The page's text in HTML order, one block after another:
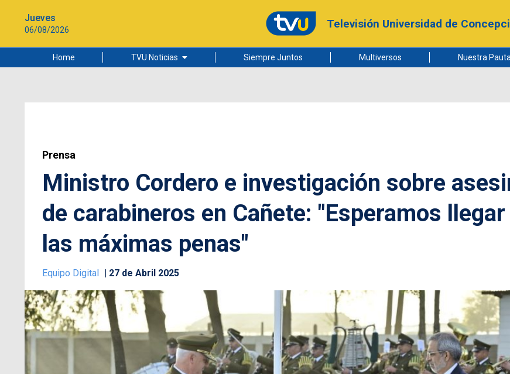
Jueves
06/08/2026 Televisión Universidad de
Home TVU Noticias
Ciudad
Siempre Juntos Multiversos Nuestra Pauta
Prensa
Ministro Cordero e investigación sobre
de carabineros en Cañete: "Esperamos llegar
las máximas penas"
Equipo Digital 27 de Abril 2025